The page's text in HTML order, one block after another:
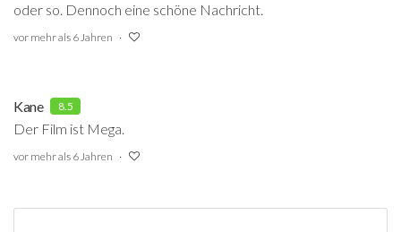
oder so. Dennoch eine schöne Nachricht.
vor mehr als 6 Jahren
Kane 8.5
Der Film ist Mega.
vor mehr als 6 Jahren